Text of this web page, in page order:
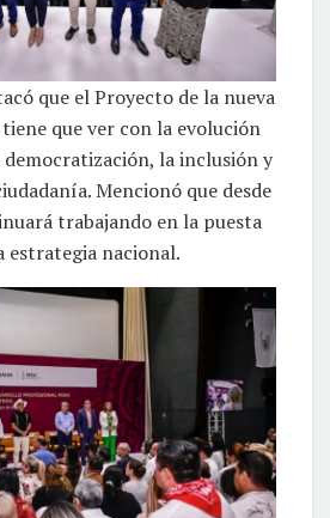
que el Proyecto de la nueva
que ver con la evolución
democratización, la inclusión y
Mencionó que desde
trabajando en la puesta
estrategia nacional.